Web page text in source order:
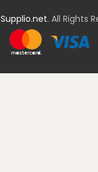
Supplio.net. All Rights